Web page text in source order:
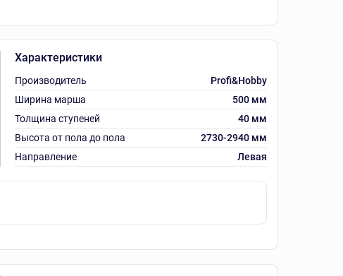
Характеристики
Производитель
Profi&Hobby
Ширина марша
500 мм
Толщина ступеней
40 мм
Высота от пола до пола
2730-2940 мм
Направление
Левая